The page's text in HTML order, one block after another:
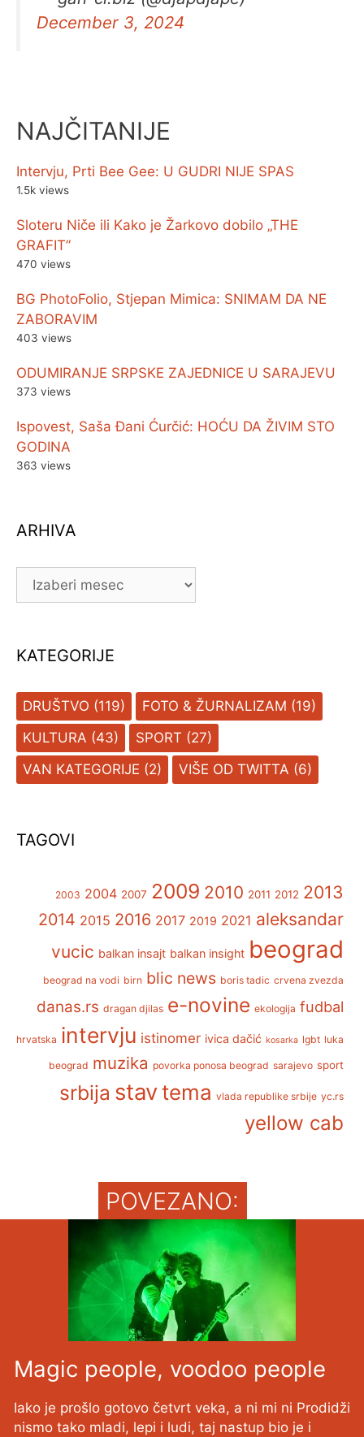
December 3, 2024
NAJČITANIJE
Intervju, Prti Bee Gee: U GUDRI NIJE SPAS
1.5k views
Sloteru Niče ili Kako je Žarkovo dobilo „THE
GRAFIT”
470 views
BG PhotoFolio, Stjepan Mimica: SNIMAM DA NE
ZABORAVIM
403 views
ODUMIRANJE SRPSKE ZAJEDNICE U SARAJEVU
373 views
Ispovest, Saša Đani Ćurčić: HOĆU DA ŽIVIM STO
GODINA
363 views
ARHIVA
ARHIVA
KATEGORIJE
DRUŠTVO (119) FOTO & ŽURNALIZAM (19)
KULTURA (43) SPORT (27)
VAN KATEGORIJE (2) VIŠE OD TWITTA (6)
TAGOVI
2003 2004 2007 2009 2010 2011 2012 2013
2014 2015 2016 2017 2019 2021 aleksandar
vucic balkan insajt balkan insight beograd
beograd na vodi birn blic news boris tadic crvena zvezda
danas.rs dragan djilas e-novine ekologija fudbal
hrvatska intervju istinomer ivica dačić kosarka lgbt luka
beograd muzika povorka ponosa beograd sarajevo sport
srbija stavtema vlada republike srbije yc.rs
yellow cab
POVEZANO:
Magic people, voodoo people
Iako je prošlo gotovo četvrt veka, a ni mi ni Prodidži
nismo tako mladi, lepi i ludi, taj nastup bio je i